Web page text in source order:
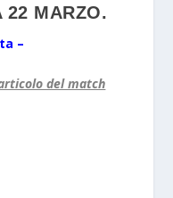
22 MARZO.
–
del match